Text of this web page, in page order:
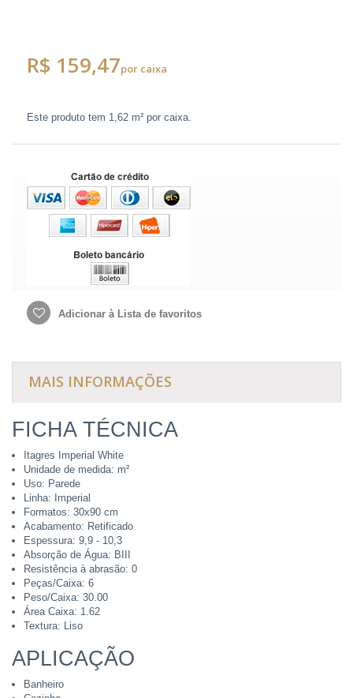
R$ 159,47por caixa
Este produto tem 1,62 m² por caixa.
Adicionar à Lista de favoritos
MAIS INFORMAÇÕES
FICHA TÉCNICA
Itagres Imperial White
Unidade de medida: m²
Uso: Parede
Linha: Imperial
Formatos: 30x90 cm
Acabamento: Retificado
Espessura: 9,9 - 10,3
Absorção de Água: BIII
Resistência à abrasão: 0
Peças/Caixa: 6
Peso/Caixa: 30.00
Área Caixa: 1.62
Textura: Liso
APLICAÇÃO
Banheiro